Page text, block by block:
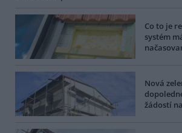
Co to je
systém
Nová
žádostí